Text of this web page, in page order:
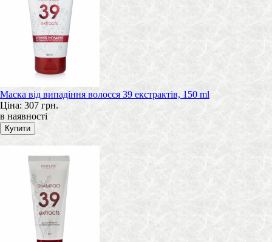
Маска від випадіння волосся 39 екстрактів, 150 ml
Ціна: 307 грн.
в наявності